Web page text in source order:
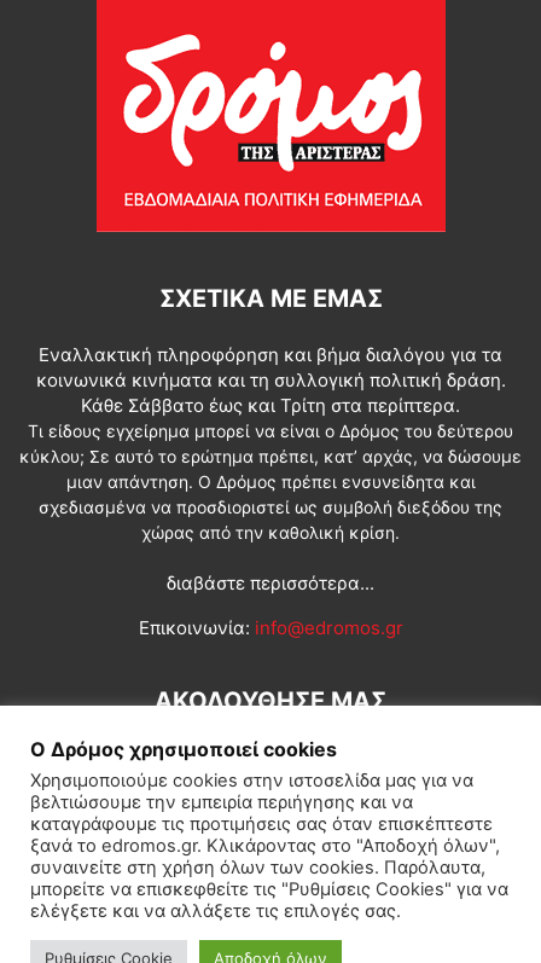
ΣΧΕΤΙΚΆ ΜΕ ΕΜΆΣ
Εναλλακτική πληροφόρηση και βήμα διαλόγου για τα
κοινωνικά κινήματα και τη συλλογική πολιτική δράση.
Κάθε Σάββατο έως και Τρίτη στα περίπτερα.
Τι είδους εγχείρημα μπορεί να είναι ο Δρόμος του δεύτερου
κύκλου; Σε αυτό το ερώτημα πρέπει, κατ’ αρχάς, να δώσουμε
μιαν απάντηση. Ο Δρόμος πρέπει ενσυνείδητα και
σχεδιασμένα να προσδιοριστεί ως συμβολή διεξόδου της
χώρας από την καθολική κρίση.
διαβάστε περισσότερα...
Επικοινωνία: info@edromos.gr
ΑΚΟΛΟΥΘΗΣΕ ΜΑΣ
Εγγραφή συνδρομητή Πολιτική Διεθνή Κοινωνία
Πολιτισμός Αφιερώματα
Ο Δρόμος χρησιμοποιεί cookies
Χρησιμοποιούμε cookies στην ιστοσελίδα μας για να
βελτιώσουμε την εμπειρία περιήγησης και να
καταγράφουμε τις προτιμήσεις σας όταν επισκέπτεστε
ξανά το edromos.gr. Κλικάροντας στο "Αποδοχή όλων",
συναινείτε στη χρήση όλων των cookies. Παρόλαυτα,
μπορείτε να επισκεφθείτε τις "Ρυθμίσεις Cookies" για να
ελέγξετε και να αλλάξετε τις επιλογές σας.
Ρυθμίσεις Cookie Αποδοχή όλων